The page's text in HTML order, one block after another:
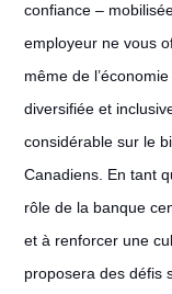
confiance –
employeur ne vous
même de
diversifiée et
considérable sur le
Canadiens. En tant
rôle de la banque
et à renforcer une
proposera des défis